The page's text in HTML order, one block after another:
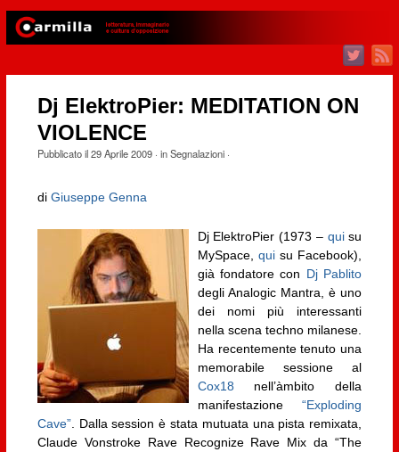
Dj ElektroPier: MEDITATION ON
VIOLENCE
Pubblicato il29 Aprile 2009· inSegnalazioni·
di Giuseppe Genna
Dj ElektroPier (1973 – quisu
MySpace, quisu Facebook),
già fondatore con Dj Pablito
degli Analogic Mantra, è uno
dei nomi più interessanti
nella scena techno milanese.
Ha recentemente tenuto una
memorabile sessione al
Cox18 nell’àmbito della
manifestazione“Exploding
Cave”. Dalla session è stata mutuata una pista remixata,
Claude Vonstroke Rave Recognize Rave Mix da “The